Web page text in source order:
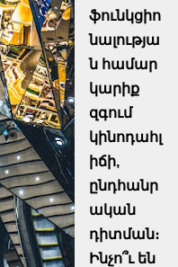
ֆունկցիո
նալությա
ն համար
կարիք
զգում
կինոդահլ
իճի,
ընդհանր
ական
դիտման։
Ինչո՞ւ են